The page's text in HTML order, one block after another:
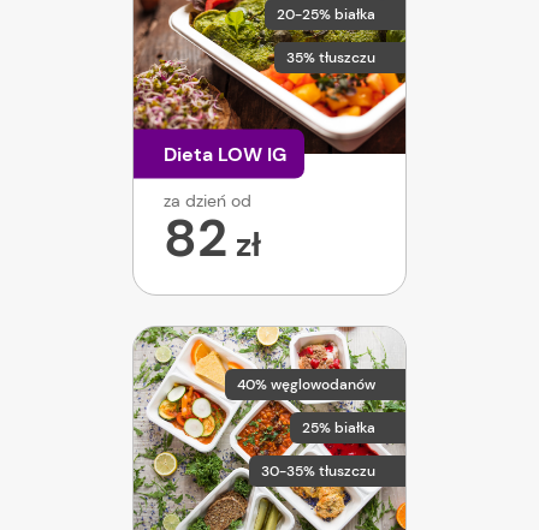
20-25% białka
35% tłuszczu
Dieta LOW IG
za dzień od
82 zł
40% węglowodanów
25% białka
30-35% tłuszczu